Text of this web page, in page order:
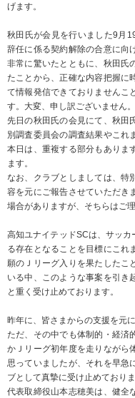
げます。
秋田氏が会見を行いました9月
辞任に係る契約解除の合意に向
非常に驚いたとともに、秋田氏
たことから、正確な内容把握に
て情報発信できておりませんこ
す。大変、申し訳ございません。
先日の秋田氏の会見にて、秋田
別調査委員会の調査結果やこれ
本日は、重複する部分もありま
ます。
なお、クラブとしましては、特
容を元にご報告させていただき
場合がありますが、そちらはご
高知ユナイテッドSCは、サッカ
る存在となることを目標にこれ
願のＪリーグ入りを果たしたこ
いる中、このような事案を引き
と重く受け止めております。
昨年に、皆さまからの支援を元
ただ、その中でも体制的・経済
かＪリーグ初年度を走りながら
思っていましたが、それを早急
ブとして真摯に受け止めておりま
代表取締役山本志穂美は、健全